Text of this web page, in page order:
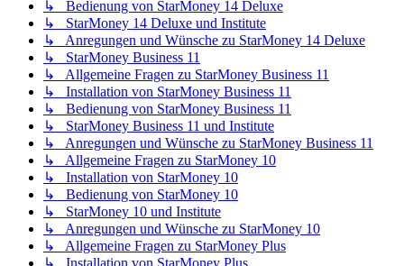
↳ Bedienung von StarMoney 14 Deluxe
↳ StarMoney 14 Deluxe und Institute
↳ Anregungen und Wünsche zu StarMoney 14 Deluxe
↳ StarMoney Business 11
↳ Allgemeine Fragen zu StarMoney Business 11
↳ Installation von StarMoney Business 11
↳ Bedienung von StarMoney Business 11
↳ StarMoney Business 11 und Institute
↳ Anregungen und Wünsche zu StarMoney Business 11
↳ Allgemeine Fragen zu StarMoney 10
↳ Installation von StarMoney 10
↳ Bedienung von StarMoney 10
↳ StarMoney 10 und Institute
↳ Anregungen und Wünsche zu StarMoney 10
↳ Allgemeine Fragen zu StarMoney Plus